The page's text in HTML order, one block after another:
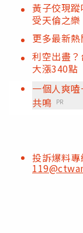
黃子佼現
受天倫之樂
更多最新
利空出盡
大漲340點
一個人爽
共鳴 PR
投訴爆料專